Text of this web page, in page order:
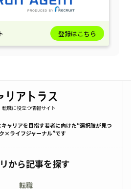
登録はこちら
転職に役立つ情報サイト
ャリアを目指す若者に向けた“選択肢が見つ
×ライフジャーナル”です
から記事を探す
転職